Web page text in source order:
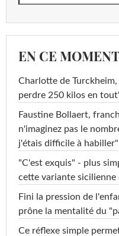
EN CE MOMENT
Charlotte de
perdre 250 kilos en
Faustine Bollaert,
n'imaginez pas le
j'étais difficile à habiller"
"C'est exquis" - plus
cette variante sicilienne
Fini la pression de
prône la mentalité du
Ce réflexe simple